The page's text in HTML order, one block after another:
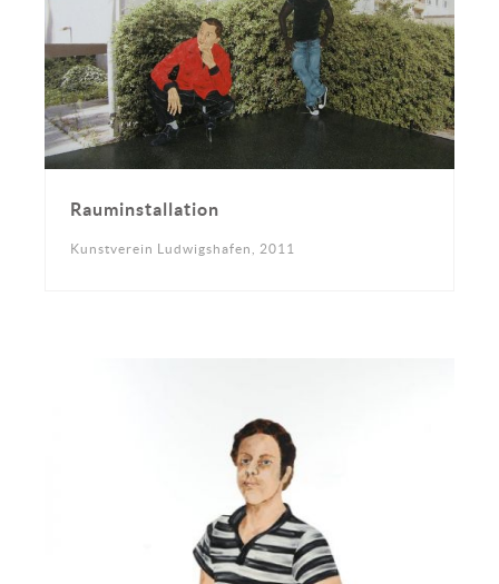
Rauminstallation
Kunstverein Ludwigshafen, 2011